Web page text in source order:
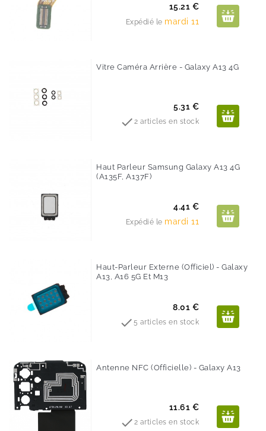
Prix
15.21 €
Expédié le mardi 11
Vitre Caméra Arrière - Galaxy A13 4G
Prix
5.31 €
 2 articles en stock
Haut Parleur Samsung Galaxy A13 4G
(A135F, A137F)
Prix
4.41 €
Expédié le mardi 11
Haut-Parleur Externe (Officiel) - Galaxy
A13, A16 5G Et M13
Prix
8.01 €
 5 articles en stock
Antenne NFC (Officielle) - Galaxy A13
Prix
11.61 €
 2 articles en stock